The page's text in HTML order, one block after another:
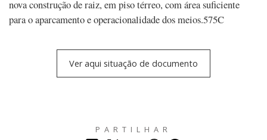
nova construção de raiz, em piso térreo, com área suficiente
para o aparcamento e operacionalidade dos meios.575C
Ver aqui situação de documento
PARTILHAR